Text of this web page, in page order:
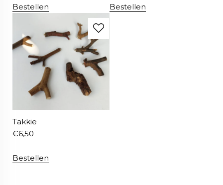
Bestellen Bestellen
Takkie
€6,50
Bestellen